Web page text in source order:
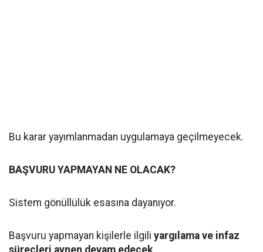
Bu karar yayımlanmadan uygulamaya geçilmeyecek.
BAŞVURU YAPMAYAN NE OLACAK?
Sistem gönüllülük esasına dayanıyor.
Başvuru yapmayan kişilerle ilgili yargılama ve infaz
süreçleri aynen devam edecek.